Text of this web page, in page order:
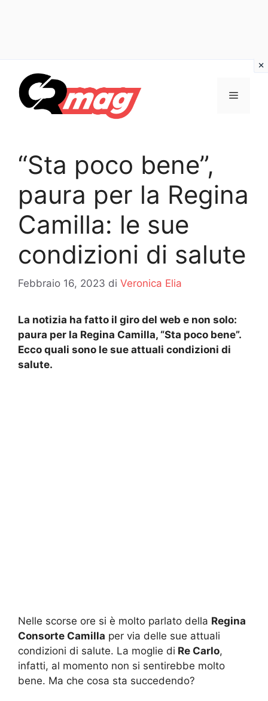
contenuto
Menu
“Sta poco bene”,
paura per la Regina
Camilla: le sue
condizioni di salute
Febbraio 16, 2023 di Veronica Elia
La notizia ha fatto il giro del web e non solo:
paura per la Regina Camilla, “Sta poco bene”.
Ecco quali sono le sue attuali condizioni di
salute.
Nelle scorse ore si è molto parlato della Regina
Consorte Camilla per via delle sue attuali
condizioni di salute. La moglie di Re Carlo,
infatti, al momento non si sentirebbe molto
bene. Ma che cosa sta succedendo?